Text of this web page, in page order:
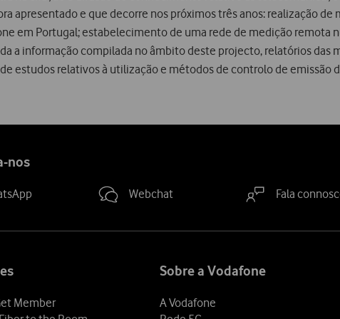
apresentado e que decorre nos próximos três anos: realização
em Portugal; estabelecimento de uma rede de medição remota
a informação compilada no âmbito deste projecto, relatórios das
estudos relativos à utilização e métodos de controlo de emissão
nos
Webchat Fala
Member
Sobre a Vodafone
A Vodafone